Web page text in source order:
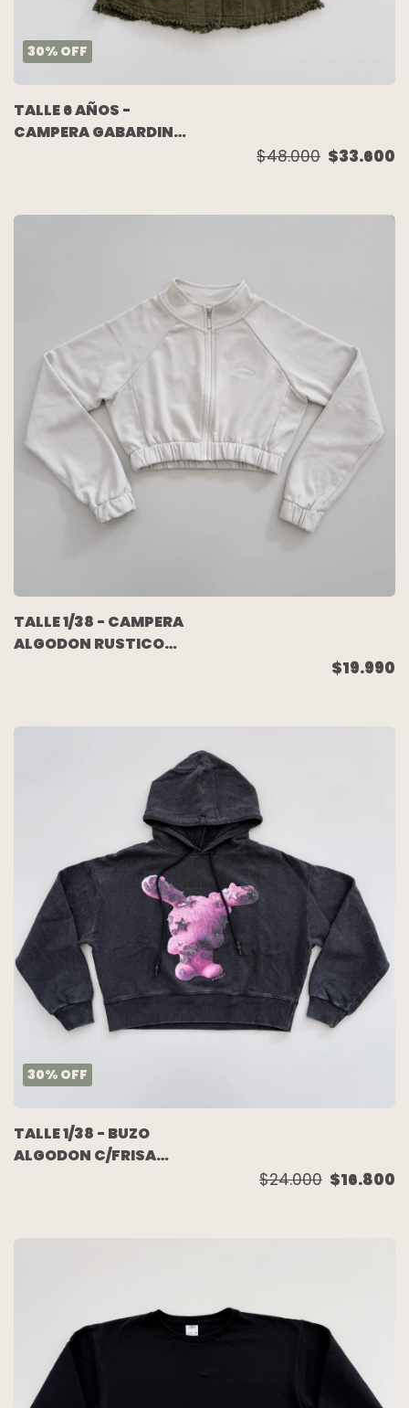
30% OFF
TALLE 6 AÑOS -
CAMPERA GABARDINA
$48.000 $33.600
TALLE 1/38 - CAMPERA
ALGODON RUSTICO
$19.990
30% OFF
TALLE 1/38 - BUZO
ALGODON C/FRISA
$24.000 $16.800